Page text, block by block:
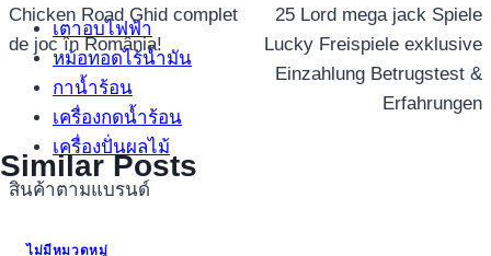
เตาอบไฟฟ้า
หม้อทอดไร้น้ำมัน
กาน้ำร้อน
เครื่องกดน้ำร้อน
เครื่องปั่นผลไม้
สินค้าตามแบรนด์
เรื่อง
Chicken Road Ghid complet
de joc în România!
25 Lord mega jack Spiele
Lucky Freispiele exklusive
Einzahlung Betrugstest &
Erfahrungen
Similar Posts
ไม่มีหมวดหมู่